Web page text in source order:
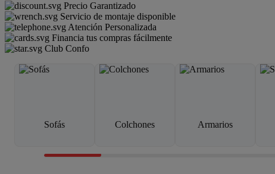
Precio Garantizado
Servicio de montaje disponible
Atención Personalizada
Financia tus compras fácilmente
Club Confo
Sofás Colchones Armarios